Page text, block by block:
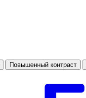
Повышенный контраст